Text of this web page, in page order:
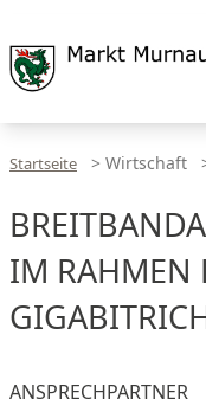
Startseite > Wirtschaft
IM RAHMEN
ANSPRECHPARTNER